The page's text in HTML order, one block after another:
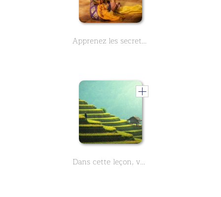
Apprenez les secrets du magnifique temple Uluwatu à Bali en 3 courtes leçons.
Dans cette leçon, vous apprendrez des informations générales sur Bali. L'île indonésienne est la destination de vacances idéale. Des plages de rêve et des temples historiques vous attendent